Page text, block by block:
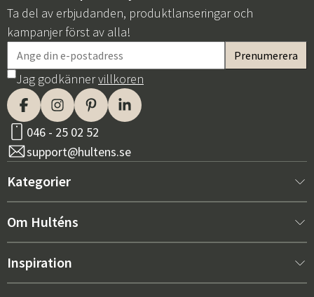
Ta del av erbjudanden, produktlanseringar och
kampanjer först av alla!
Jag godkännervillkoren
046 - 25 02 52
support@hultens.se
Kategorier
Nytt hos oss
Inredning
Om Hulténs
Om Hulténs
Inspiration